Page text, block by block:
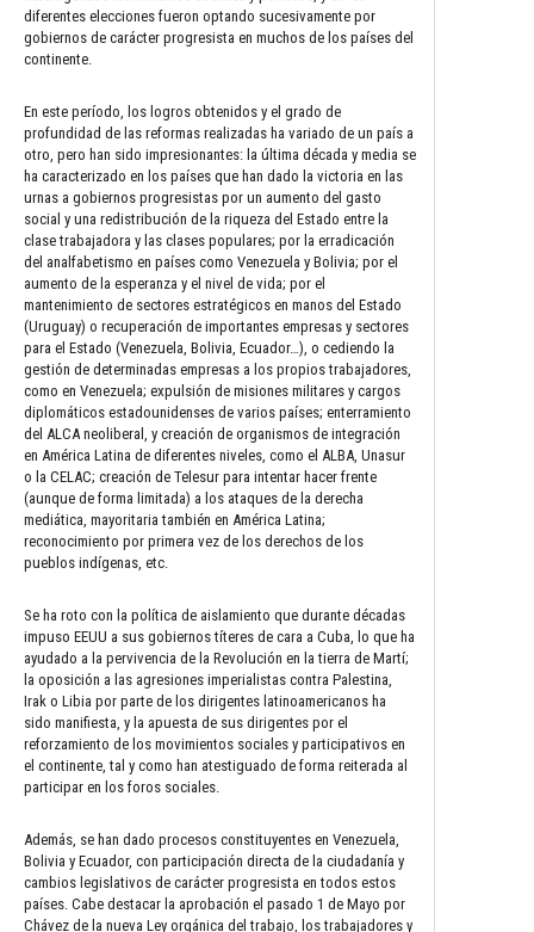
diferentes elecciones fueron optando sucesivamente por
gobiernos de carácter progresista en muchos de los países del
continente.
En este período, los logros obtenidos y el grado de
profundidad de las reformas realizadas ha variado de un país a
otro, pero han sido impresionantes: la última década y media se
ha caracterizado en los países que han dado la victoria en las
urnas a gobiernos progresistas por un aumento del gasto
social y una redistribución de la riqueza del Estado entre la
clase trabajadora y las clases populares; por la erradicación
del analfabetismo en países como Venezuela y Bolivia; por el
aumento de la esperanza y el nivel de vida; por el
mantenimiento de sectores estratégicos en manos del Estado
(Uruguay) o recuperación de importantes empresas y sectores
para el Estado (Venezuela, Bolivia, Ecuador…), o cediendo la
gestión de determinadas empresas a los propios trabajadores,
como en Venezuela; expulsión de misiones militares y cargos
diplomáticos estadounidenses de varios países; enterramiento
del ALCA neoliberal, y creación de organismos de integración
en América Latina de diferentes niveles, como el ALBA, Unasur
o la CELAC; creación de Telesur para intentar hacer frente
(aunque de forma limitada) a los ataques de la derecha
mediática, mayoritaria también en América Latina;
reconocimiento por primera vez de los derechos de los
pueblos indígenas, etc.
Se ha roto con la política de aislamiento que durante décadas
impuso EEUU a sus gobiernos títeres de cara a Cuba, lo que ha
ayudado a la pervivencia de la Revolución en la tierra de Martí;
la oposición a las agresiones imperialistas contra Palestina,
Irak o Libia por parte de los dirigentes latinoamericanos ha
sido manifiesta, y la apuesta de sus dirigentes por el
reforzamiento de los movimientos sociales y participativos en
el continente, tal y como han atestiguado de forma reiterada al
participar en los foros sociales.
Además, se han dado procesos constituyentes en Venezuela,
Bolivia y Ecuador, con participación directa de la ciudadanía y
cambios legislativos de carácter progresista en todos estos
países. Cabe destacar la aprobación el pasado 1 de Mayo por
Chávez de la nueva Ley orgánica del trabajo, los trabajadores y